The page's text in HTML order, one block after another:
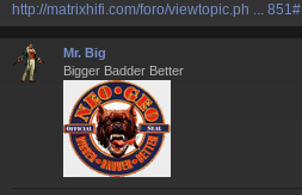
e
http://matrixhifi.com/foro/viewtopic.ph ...
Mr. Big
Bigger Badder Better